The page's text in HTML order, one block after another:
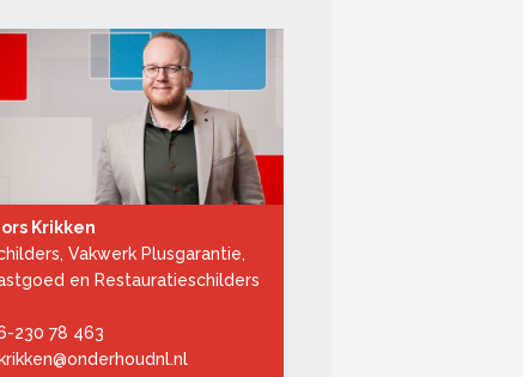
Krikken
Vakwerk Plusgarantie,
en Restauratieschilders
230 78 463